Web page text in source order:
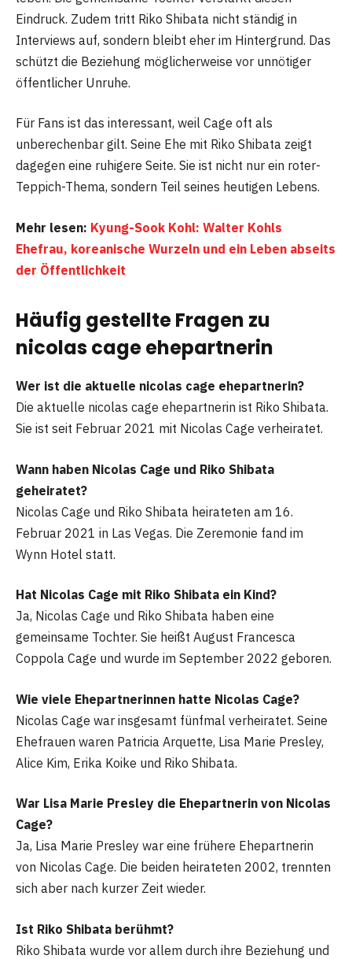
Eindruck. Zudem tritt Riko Shibata nicht ständig in
Interviews auf, sondern bleibt eher im Hintergrund. Das
schützt die Beziehung möglicherweise vor unnötiger
öffentlicher Unruhe.
Für Fans ist das interessant, weil Cage oft als
unberechenbar gilt. Seine Ehe mit Riko Shibata zeigt
dagegen eine ruhigere Seite. Sie ist nicht nur ein roter-
Teppich-Thema, sondern Teil seines heutigen Lebens.
Mehr lesen: Kyung-Sook Kohl: Walter Kohls
Ehefrau, koreanische Wurzeln und ein Leben abseits
der Öffentlichkeit
Häufig gestellte Fragen zu
nicolas cage ehepartnerin
Wer ist die aktuelle nicolas cage ehepartnerin?
Die aktuelle nicolas cage ehepartnerin ist Riko Shibata.
Sie ist seit Februar 2021 mit Nicolas Cage verheiratet.
Wann haben Nicolas Cage und Riko Shibata
geheiratet?
Nicolas Cage und Riko Shibata heirateten am 16.
Februar 2021 in Las Vegas. Die Zeremonie fand im
Wynn Hotel statt.
Hat Nicolas Cage mit Riko Shibata ein Kind?
Ja, Nicolas Cage und Riko Shibata haben eine
gemeinsame Tochter. Sie heißt August Francesca
Coppola Cage und wurde im September 2022 geboren.
Wie viele Ehepartnerinnen hatte Nicolas Cage?
Nicolas Cage war insgesamt fünfmal verheiratet. Seine
Ehefrauen waren Patricia Arquette, Lisa Marie Presley,
Alice Kim, Erika Koike und Riko Shibata.
War Lisa Marie Presley die Ehepartnerin von Nicolas
Cage?
Ja, Lisa Marie Presley war eine frühere Ehepartnerin
von Nicolas Cage. Die beiden heirateten 2002, trennten
sich aber nach kurzer Zeit wieder.
Ist Riko Shibata berühmt?
Riko Shibata wurde vor allem durch ihre Beziehung und